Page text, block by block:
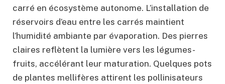
carré en écosystème autonome. L’installation de
réservoirs d’eau entre les carrés maintient
l’humidité ambiante par évaporation. Des pierres
claires reflètent la lumière vers les légumes-
fruits, accélérant leur maturation. Quelques pots
de plantes mellifères attirent les pollinisateurs